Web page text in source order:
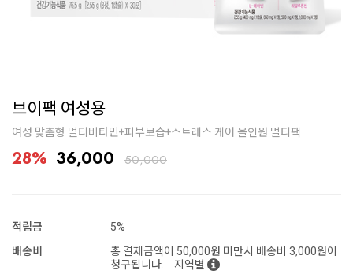
브이팩 여성용
여성 맞춤형 멀티비타민+피부보습+스트레스 케어 올인원 멀티팩
28% 36,000 50,000
적립금
5%
배송비
총 결제금액이 50,000원 미만시 배송비 3,000원이
청구됩니다.
지역별